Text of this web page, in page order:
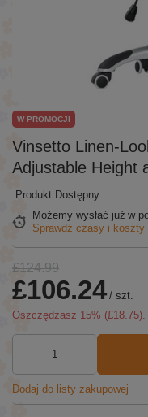
Vinsetto Linen-
Adjustable Height
W PROMOCJI
Produkt Dostępny
Możemy wysłać już w
Sprawdź czasy i koszty
£124.99
£106.24 / szt.
Oszczędzasz 15% (£18.75).
Dodaj do listy zakupowej